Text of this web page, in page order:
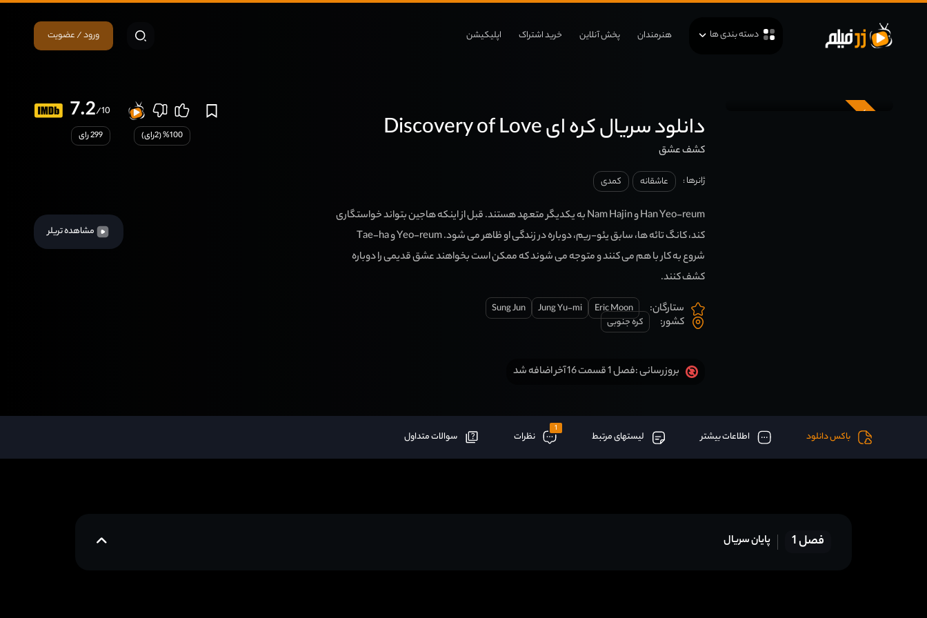
دسته بندی ها هنرمندان پخش آنلاین خرید اشتراک اپلیکیشن ورود / عضویت
زیرنویس دانلود سریال کره ای Discovery of Love
کشف عشق
ژانرها : عاشقانه کمدی
Han Yeo-reum و Nam Hajin به یکدیگر متعهد هستند. قبل از اینکه هاجین بتواند خواستگاری
کند، کانگ تائه ها، سابق یئو-ریم، دوباره در زندگی او ظاهر می شود. Yeo-reum و Tae-ha
شروع به کار با هم می کنند و متوجه می شوند که ممکن است بخواهند عشق قدیمی را دوباره
کشف کنند.
ستارگان:
Eric Moon
Jung Yu-mi
Sung Jun
کشور: کره جنوبی
بروزرسانی :فصل 1 قسمت 16 آخر اضافه شد
7.2/10
299 رای 100
% (
2رای)
مشاهده تریلر
باکس دانلود اطلاعات بیشتر لیستهای مرتبط
1
نظرات سوالات متداول
فصل 1 پایان سریال